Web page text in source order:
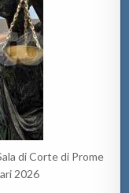
di Corte di Prome
2026